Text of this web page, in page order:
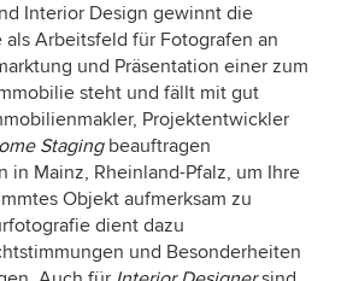
Interior Design gewinnt die
Arbeitsfeld für Fotografen an
und Präsentation einer zum
steht und fällt mit gut
Projektentwickler
Stagingbeauftragen
in Mainz, Rheinland-Pfalz, um Ihre
Objekt aufmerksam zu
dient dazu
und Besonderheiten